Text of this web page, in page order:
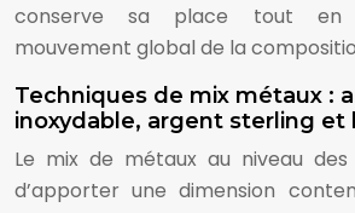
conserve sa place tout en
mouvement global de la
Techniques de mix métaux :
inoxydable, argent sterling et
Le mix de métaux au niveau
d’apporter une dimension